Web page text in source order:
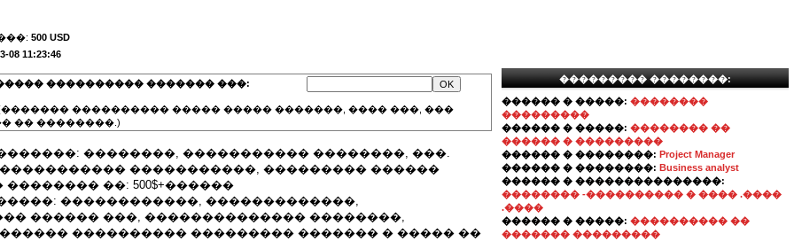
500 USD
08 11:23:46
���������� ������� ���:
���������� ����� ����� �������, ���� ���, ���
�� ��������.)
��������, ����������� ��������, ���.
�����������, ��������� ������
��: 500$+������
������������, �������������,
������ ���, �������������� ��������,
���������� ��������� ������� � ����� ��
��������� ��������:
������ � �����: ��������
���������
������ � �����: �������� ��
������ � ���������
������ � ��������: Project Manager
������ � ��������: Business analyst
������ � ���������������:
�������� -���������� � ���� .����
.����
������ � �����: ���������� ��
������� ���������